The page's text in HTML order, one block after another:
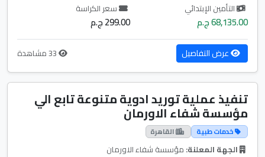
التأمين الإبتدائي
68,135.00 ج.م
سعر الكراسة
299.00 ج.م
عرض التفاصيل
تنفيذ عملية توريد ادوية متنوعة تابع الي
مؤسسة شفاء الاورمان
خدمات طبية القاهرة
الجهة المعلنة: مؤسسة شفاء الاورمان